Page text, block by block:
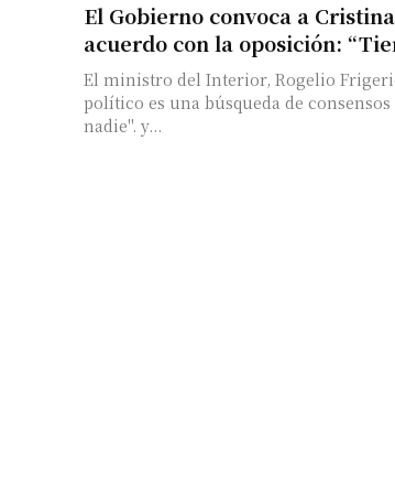
El Gobierno convoca a
acuerdo con la oposición:
El ministro del Interior, Rogelio
político es una búsqueda de
nadie". y...